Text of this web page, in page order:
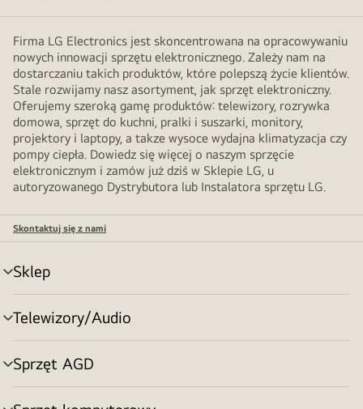
Firma LG Electronics jest skoncentrowana na opracowywaniu
nowych innowacji sprzętu elektronicznego. Zależy nam na
dostarczaniu takich produktów, które polepszą życie klientów.
Stale rozwijamy nasz asortyment, jak sprzęt elektroniczny.
Oferujemy szeroką gamę produktów: telewizory, rozrywka
domowa, sprzęt do kuchni, pralki i suszarki, monitory,
projektory i laptopy, a takze wysoce wydajna klimatyzacja czy
pompy ciepła. Dowiedz się więcej o naszym sprzęcie
elektronicznym i zamów już dziś w Sklepie LG, u
autoryzowanego Dystrybutora lub Instalatora sprzętu LG.
Skontaktuj się z nami
Sklep
Przełącznik
menu
Telewizory/Audio
Przełącznik
menu
Sprzęt AGD
Przełącznik
menu